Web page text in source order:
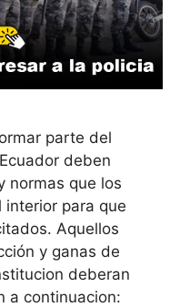
parte del
deben
normas que los
para que
Aquellos
y ganas de
deberan
a continuacion: